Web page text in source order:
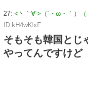
27: <丶｀∀´>（´・ω・｀）
ID:kH4wKlxF
そもそも韓国とじ
やってんですけど